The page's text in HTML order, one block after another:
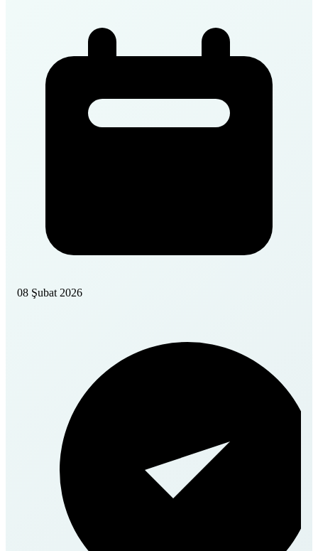
08 Şubat 2026